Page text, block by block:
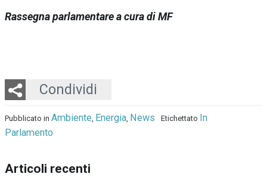
Rassegna parlamentare a cura di MF
Condividi
Twitter
LinkedIn
Email
Whatsapp
Pubblicato in Ambiente, Energia, News Etichettato In
Parlamento
Articoli recenti